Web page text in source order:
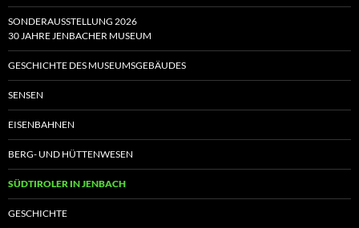
SONDERAUSSTELLUNG 2026
30 JAHRE JENBACHER MUSEUM
GESCHICHTE DES MUSEUMSGEBÄUDES
SENSEN
EISENBAHNEN
BERG- UND HÜTTENWESEN
SÜDTIROLER IN JENBACH
GESCHICHTE